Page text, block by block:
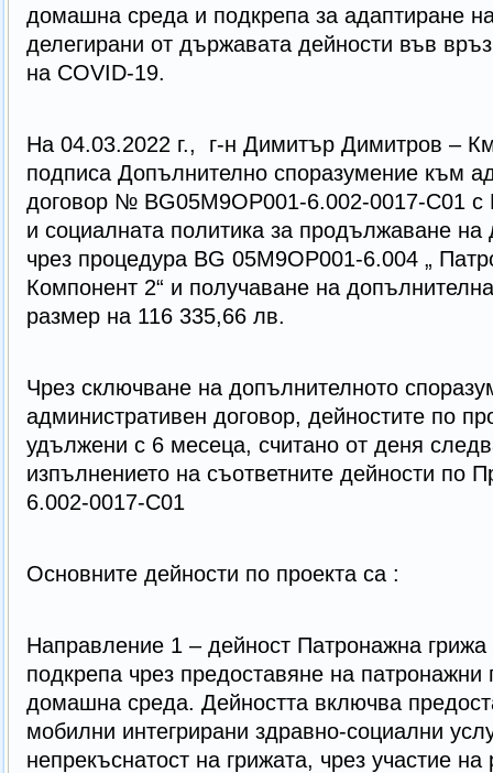
домашна среда и подкрепа за адаптиране
делегирани от държавата дейности във
на COVID-19.
На 04.03.2022 г., г-н Димитър Димитров –
подписа Допълнително споразумение към
договор № BG05M9OP001-6.002-0017-C01 с
и социалната политика за продължаване на
чрез процедура BG 05M9OP001-6.004 „
Компонент 2“ и получаване на
размер на 116 335,66 лв.
Чрез сключване на допълнителното
административен договор, дейностите по
удължени с 6 месеца, считано от деня
изпълнението на съответните дейности по
6.002-0017-C01
Основните дейности по проекта са :
Направление 1 – дейност Патронажна грижа
подкрепа чрез предоставяне на патронажни
домашна среда. Дейността включва
мобилни интегрирани здравно-социални
непрекъснатост на грижата, чрез участие